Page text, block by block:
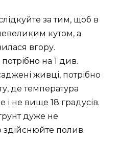
за тим, щоб в
кутом, а
вгору.
на 1 див.
живці, потрібно
де температура
і не вище 18 градусів.
дуже не
здійснюйте полив.